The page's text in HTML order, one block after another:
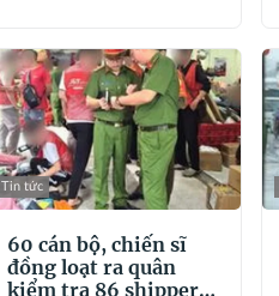
Tin tức
60 cán bộ, chiến sĩ
đồng loạt ra quân
kiểm tra 86 shipper